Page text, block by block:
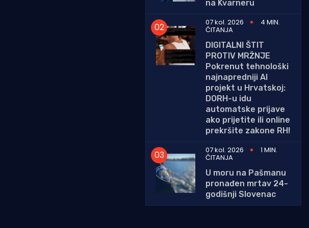
na Kvarneru
07 kol. 2026
4 MIN.
ČITANJA
DIGITALNI ŠTIT
PROTIV MRŽNJE
Pokrenut tehnološki
najnapredniji AI
projekt u Hrvatskoj:
DORH-u idu
automatske prijave
ako prijetite ili online
prekršite zakone RH!
07 kol. 2026
1 MIN.
ČITANJA
U moru na Pašmanu
pronađen mrtav 24-
godišnji Slovenac